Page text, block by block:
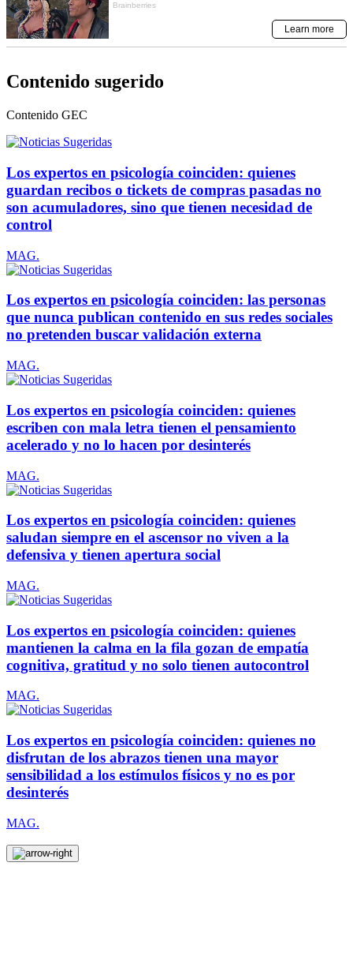
Contenido sugerido
Contenido GEC
Los expertos en psicología coinciden: quienes
guardan recibos o tickets de compras pasadas no
son acumuladores, sino que tienen necesidad de
control
MAG.
Los expertos en psicología coinciden: las personas
que nunca publican contenido en sus redes sociales
no pretenden buscar validación externa
MAG.
Los expertos en psicología coinciden: quienes
escriben con mala letra tienen el pensamiento
acelerado y no lo hacen por desinterés
MAG.
Los expertos en psicología coinciden: quienes
saludan siempre en el ascensor no viven a la
defensiva y tienen apertura social
MAG.
Los expertos en psicología coinciden: quienes
mantienen la calma en la fila gozan de empatía
cognitiva, gratitud y no solo tienen autocontrol
MAG.
Los expertos en psicología coinciden: quienes no
disfrutan de los abrazos tienen una mayor
sensibilidad a los estímulos físicos y no es por
desinterés
MAG.